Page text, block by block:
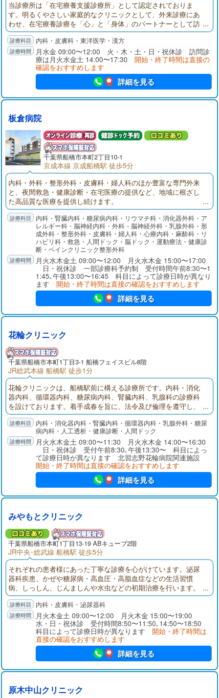
当診療所は「在宅療養支援診療所」として認定されておりま
す。明るくやさしい家庭的なクリニックとして、外来診療にあ
わせ、在宅療養診療を「心」と「身体」のパートナーとして訪
問させていただきます。お気軽にご相談ください。毎月スケジ
ュール表を作成し、定期的に訪問いたします。急に具合が悪く
なった時には、ご連絡頂ければスケジュール外でも訪問いたし
内科・皮膚科・東洋医学・漢方
月水金 09:00〜12:00 火・木・土・日・祝休診 訪問診
療は月火水金土 14:00〜17:30 開始・終了時間は直接の
確認をおすすめします
詳細を見る
板倉病院
千葉県船橋市本町2丁目10-1
京成本線 京成船橋駅 徒歩5分
内科・外科・整形外科・皮膚科・婦人科のほか豊富な専門外来
と、夜間救急・健康診断・在宅医療の提供など、地域に根ざし
た高品質な医療を提供し続けます。
内科・腎臓内科・糖尿病内科・リウマチ科・消化器外科・ア
レルギー科・脳神経内科・外科・脳神経外科・乳腺外科・形
成外科・整形外科・皮膚科・婦人科・心療内科・麻酔科・リ
ハビリ科・救急・人間ドック・脳ドック・運動療法・健康診
断・ペインクリニック整形外科
月火水木金土 09:00〜12:00 月火水木金 15:00〜17:00
日・祝休診 一部診療科予約制 受付時間午前8:30〜1
1:45､午後13:00〜16:45 科目によって診療日時が異なり
ます 開始・終了時間は直接の確認をおすすめします
詳細を見る
花輪クリニック
千葉県船橋市本町1丁目3-1 船橋フェイスビル8階
JR総武本線 船橋駅 徒歩1分
花輪クリニックは、船橋駅前に構える診療所です。内科・消化
器内科、循環器内科、糖尿病内科、腎臓内科、乳腺科の診療科
を設けております。着手成春を旨に、法令及び倫理を遵守し、
相協力して安全で安心な医療に取り組みます。
内科・消化器内科・腎臓内科・循環器内科・乳腺外科・糖尿
病内科・人工透析・健康診断・人間ドック
月火水木金土 09:00〜11:30 月火水木金 14:00〜16:30
日・祝休診 受付午前8:30､午後13:30〜 科目によっ
て診療日時が異なります 北習志野花輪病院関連施設
開始・終了時間は直接の確認をおすすめします
詳細を見る
みやもとクリニック
千葉県船橋市本町1丁目13-19 ABキューブ2階
JR中央･総武線 船橋駅 徒歩5分
それぞれの患者様にあった丁寧な診療を心がけています。泌尿
器科疾患、かぜや糖尿病・高血圧・高脂血症などの生活習慣
病、しっしん、じんましんや水虫などの初期治療を行います。
採血、エコー（腹部エコー・頸動脈エコー）は当院にて検査い
たします。CT、MRIは提携医療機関で撮影し、当日に診察でき
ます。なるべく不必要な薬は処方しない。患者様の状態に一番
合った薬を考えていきます。
内科・皮膚科・泌尿器科
月火木金土 09:00〜12:00 月火木金 15:00〜19:00
水・日・祝休診 受付時間8:50〜11:50､14:50〜18:50
科目によって診療日時が異なります 開始・終了時間は
直接の確認をおすすめします
詳細を見る
原木中山クリニック